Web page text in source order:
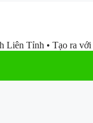
Liên Tỉnh • Tạo ra với